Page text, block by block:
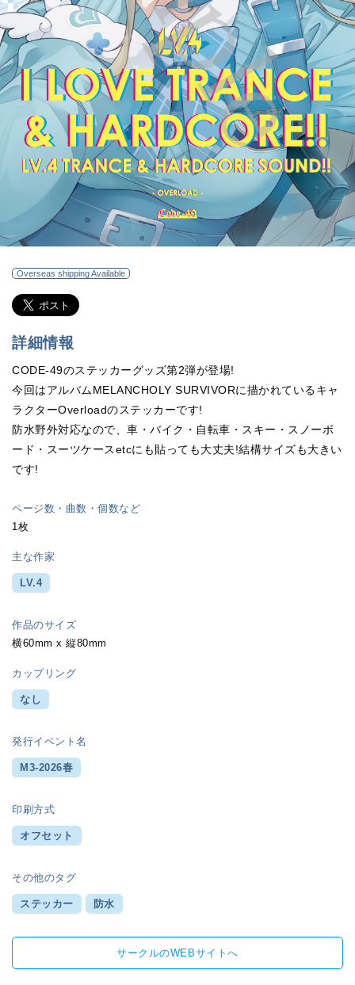
Overseas shipping Available
詳細情報
CODE-49のステッカーグッズ第2弾が登場!
今回はアルバムMELANCHOLY SURVIVORに描かれているキャ
ラクターOverloadのステッカーです!
防水野外対応なので、車・バイク・自転車・スキー・スノーボ
ード・スーツケースetcにも貼っても大丈夫!結構サイズも大きい
です!
ページ数・曲数・個数など
1枚
主な作家
LV.4
作品のサイズ
横60mm x 縦80mm
カップリング
なし
発行イベント名
M3-2026春
印刷方式
オフセット
その他のタグ
ステッカー 防水
サークルのWEBサイトへ